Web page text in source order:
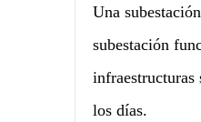
Una
subestación
infraestructuras
los días.